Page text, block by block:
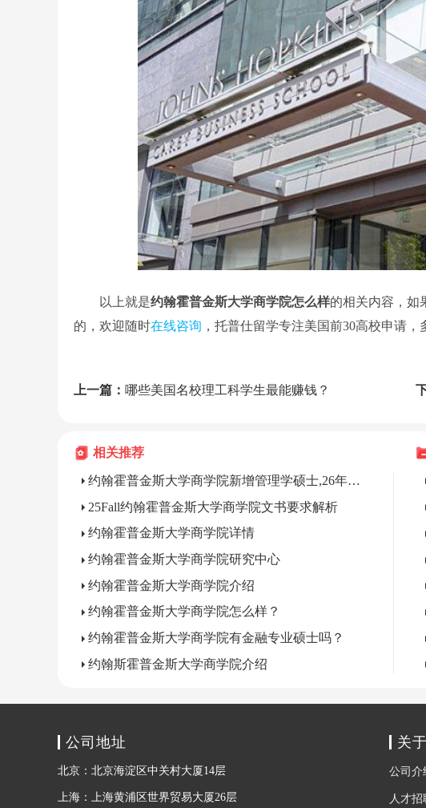
以上就是约翰霍普金斯大学商学院怎么样的相关内容，如
的，欢迎随时在线咨询 ，托普仕留学专注美国前30高校申请
上一篇： 哪些美国名校理工科学生最能赚钱？
相关推荐
约翰霍普金斯大学商学院新增管理学硕士,26年秋首届入学！
25Fall约翰霍普金斯大学商学院文书要求解析
约翰霍普金斯大学商学院详情
约翰霍普金斯大学商学院研究中心
约翰霍普金斯大学商学院介绍
约翰霍普金斯大学商学院怎么样？
约翰霍普金斯大学商学院有金融专业硕士吗？
约翰斯霍普金斯大学商学院介绍
公司地址
北京：北京海淀区中关村大厦14层
上海：上海黄浦区世界贸易大厦26层
关
公司介
人才招